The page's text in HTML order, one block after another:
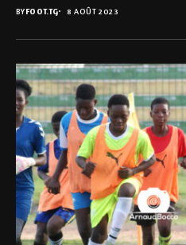
BYFOOT.TG 8 AOÛT 2023